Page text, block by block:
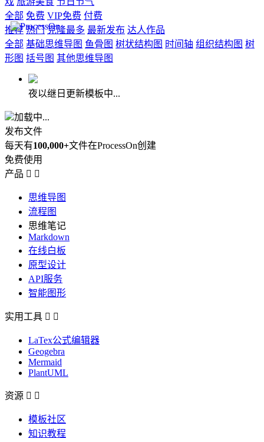
全部 免费 VIP免费 付费
推荐 热门 克隆最多 最新发布 达人作品
全部 基础思维导图 鱼骨图 树状结构图 时间轴 组织结构图 树
形图 括号图 其他思维导图
夜以继日更新模板中...
加载中...
发布文件
每天有100,000+文件在ProcessOn创建
免费使用
产品  
思维导图
流程图
思维笔记
Markdown
在线白板
原型设计
API服务
智能图形
实用工具  
LaTex公式编辑器
Geogebra
Mermaid
PlantUML
资源  
模板社区
知识教程